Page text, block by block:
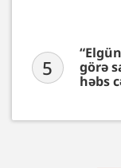
5
görə
həbs